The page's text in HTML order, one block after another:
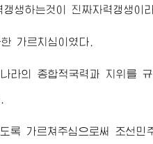
생하는것이 진짜자력갱생이
가르치심이였다.
라의 종합적국력과 지위를
록 가르쳐주심으로써 조선민